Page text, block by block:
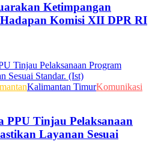
Ketimpangan
Komisi XII DPR RI
Kalimantan TimurKomunikasi
PPU Tinjau Pelaksanaan
Layanan Sesuai